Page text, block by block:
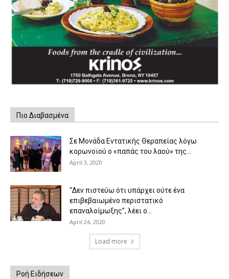
Πιο Διαβασμένα
Σε Μονάδα Εντατικής Θεραπείας λόγω
κορωνοϊού ο «παπάς του λαού» της...
April 3, 2020
“Δεν πιστεύω ότι υπάρχει ούτε ένα
επιβεβαιωμένο περιστατικό
επαναλοίμωξης”, λέει ο...
April 24, 2020
Load more
Ροή Ειδήσεων